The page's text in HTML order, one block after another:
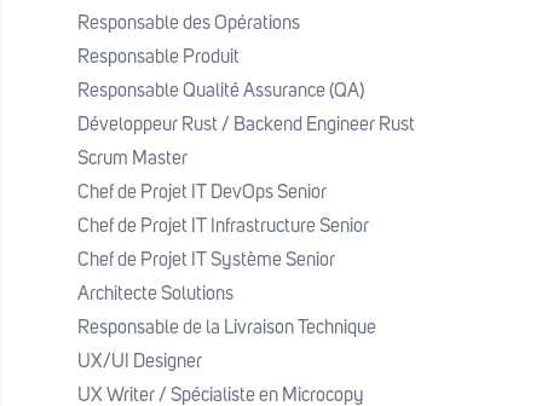
production et de support ; Assurer
la documentation et la traçabilité
des intégrations ; Contribuer à
l’amélioration continue des
processus d’intégration.
Responsabilités
1. Intégration des systèmes et
applications :
Assembler et intégrer les
différents composants logiciels
(applications, API, services tiers).
Responsable des Opérations
Responsable Produit
Responsable Qualité Assurance (QA)
Développeur Rust / Backend Engineer Rust
Scrum Master
Chef de Projet IT DevOps Senior
Chef de Projet IT Infrastructure Senior
Chef de Projet IT Système Senior
Architecte Solutions
Responsable de la Livraison Technique
UX/UI Designer
UX Writer / Spécialiste en Microcopy